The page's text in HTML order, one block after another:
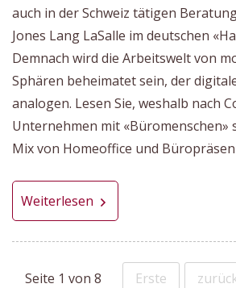
auch in der Schweiz tätigen
Jones Lang LaSalle im deutschen
Demnach wird die Arbeitswelt von
Sphären beheimatet sein, der
analogen. Lesen Sie, weshalb nach
Unternehmen mit «Büromenschen»
Mix von Homeoffice und
Weiterlesen
Seite 1 von 8 Erste